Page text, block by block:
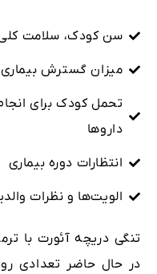
سن کودک، سلامت
میزان گسترش بیماری
تحمل کودک برای
داروها
انتظارات دوره بیماری
الویت‌ها و نظرات
تنگی دریچه آئورت با
در حال حاضر تعدادی